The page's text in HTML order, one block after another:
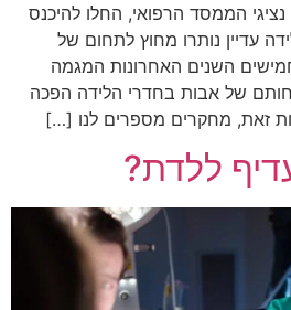
הממסד הרפואי, החלו להיכנס
עדיין נותרו מחוץ לתחום של
השנים האחרונות המגמה
של אבות בחדרי הלידה הפכה
זאת, מחקרים מספרים לנו […]
ללדת?